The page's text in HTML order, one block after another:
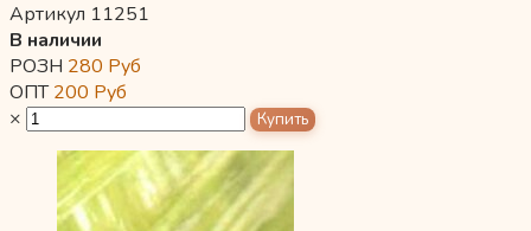
Артикул 11251
В наличии
РОЗН 280 Руб
ОПТ200 Руб
×